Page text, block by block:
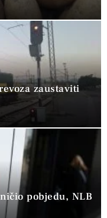
zaustaviti
pobjedu, NLB